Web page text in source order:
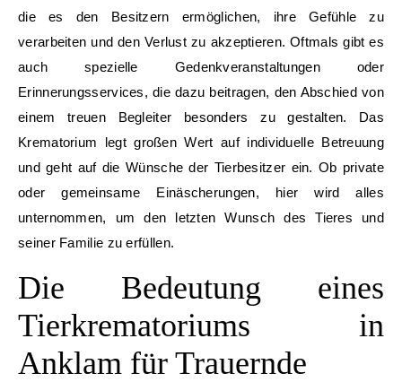
die es den Besitzern ermöglichen, ihre Gefühle zu
verarbeiten und den Verlust zu akzeptieren. Oftmals gibt es
auch spezielle Gedenkveranstaltungen oder
Erinnerungsservices, die dazu beitragen, den Abschied von
einem treuen Begleiter besonders zu gestalten. Das
Krematorium legt großen Wert auf individuelle Betreuung
und geht auf die Wünsche der Tierbesitzer ein. Ob private
oder gemeinsame Einäscherungen, hier wird alles
unternommen, um den letzten Wunsch des Tieres und
seiner Familie zu erfüllen.
Die Bedeutung eines
Tierkrematoriums in
Anklam für Trauernde